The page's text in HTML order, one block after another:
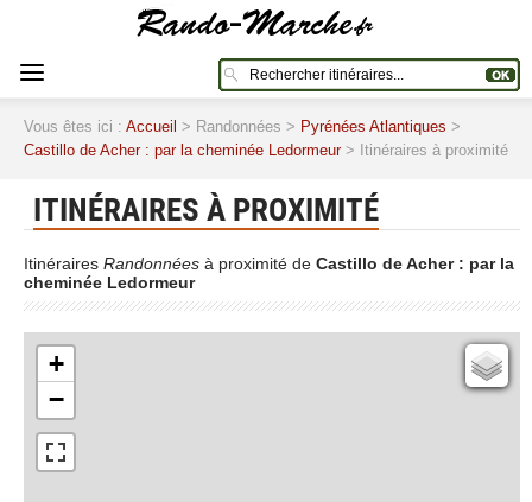
Vous êtes ici : Accueil > Randonnées > Pyrénées Atlantiques >
Castillo de Acher : par la cheminée Ledormeur> Itinéraires à proximité
ITINÉRAIRES À PROXIMITÉ
Itinéraires Randonnées à proximité de Castillo de Acher : par la
cheminée Ledormeur
+
−